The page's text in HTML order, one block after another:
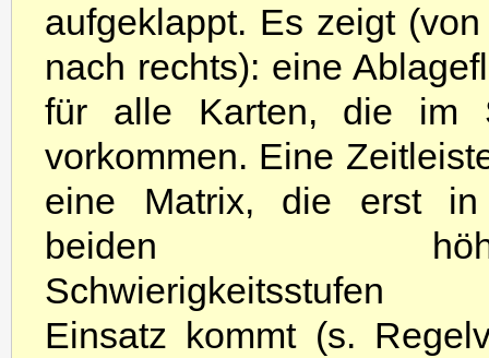
aufgeklappt. Es zeigt
nach rechts): eine
für alle Karten, die im
vorkommen. Eine
eine Matrix, die erst
beiden
Schwierigkeitsstufen
Einsatz kommt (s.